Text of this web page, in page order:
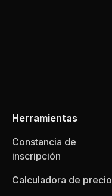
Herramientas
Constancia de
inscripción
Calculadora de precio